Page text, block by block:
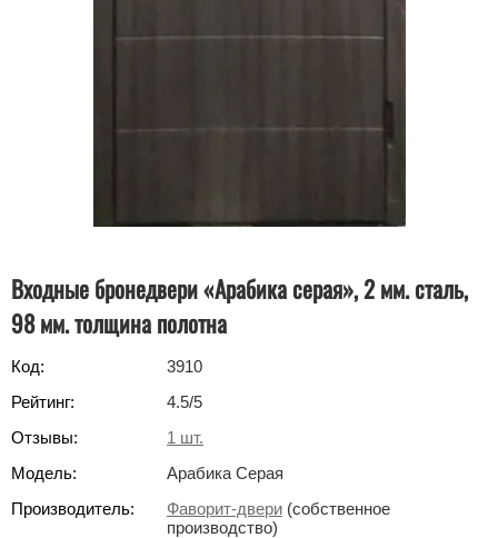
Входные бронедвери «Арабика серая», 2 мм. сталь,
98 мм. толщина полотна
Код:
3910
Рейтинг:
4.5/5
Отзывы:
1 шт.
Модель:
Арабика Серая
Производитель:
Фаворит-двери (собственное
производство)